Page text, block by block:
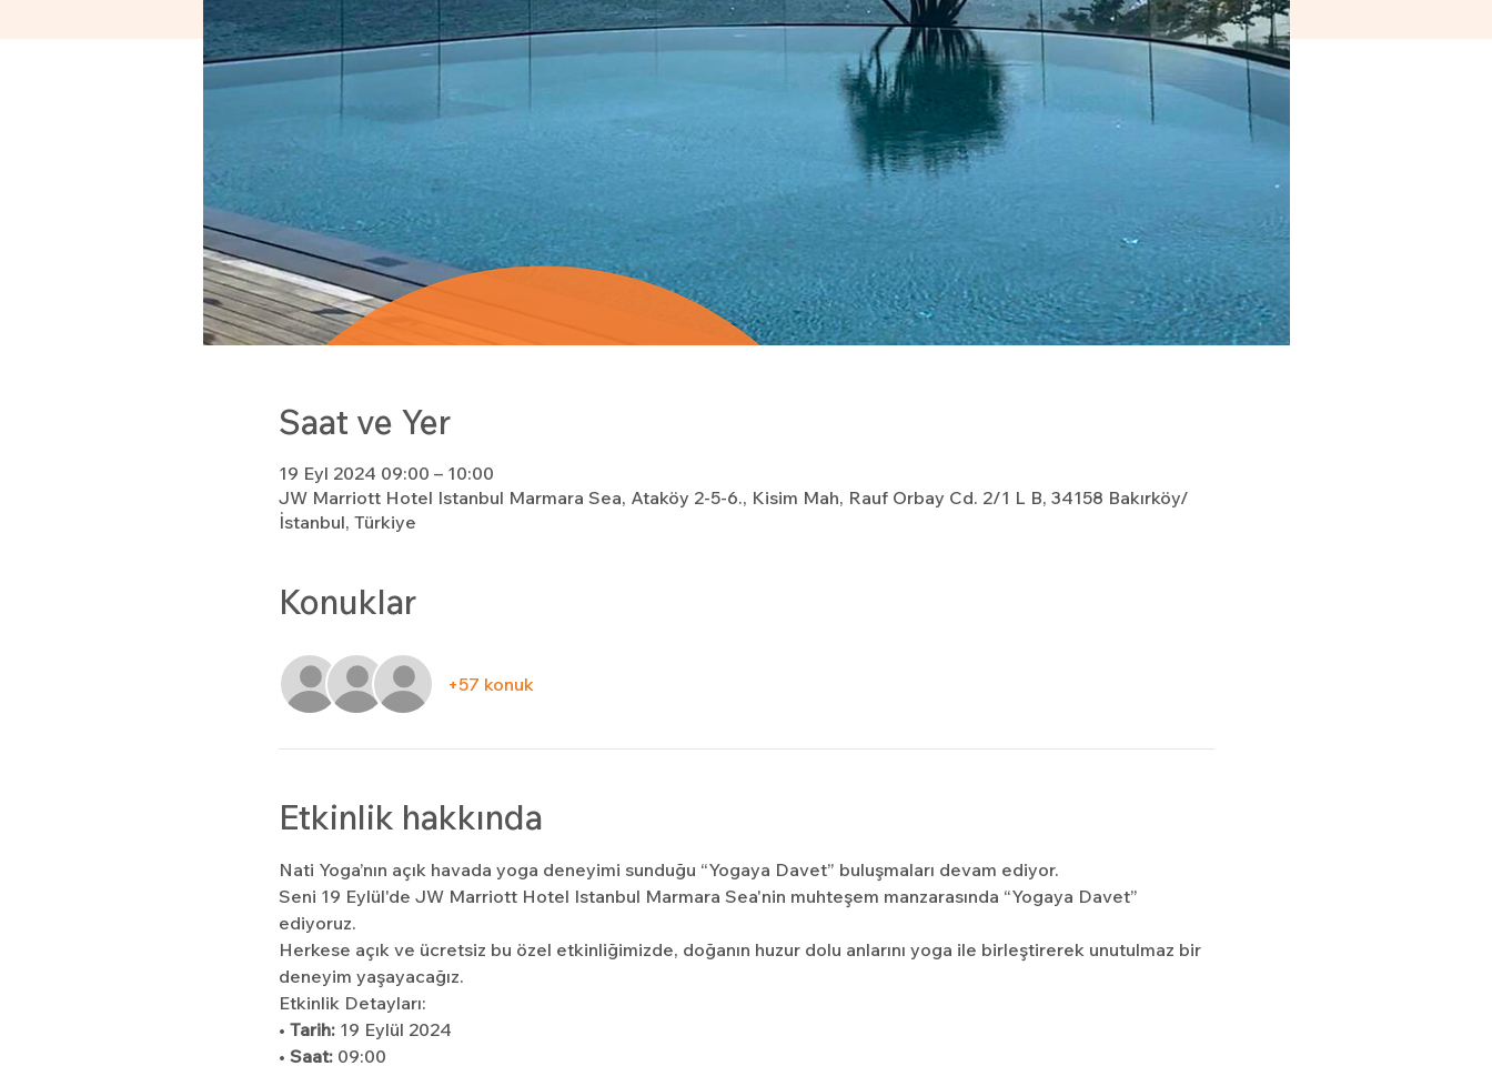
Saat ve Yer
19 Eyl 2024 09:00 – 10:00
JW Marriott Hotel Istanbul Marmara Sea, Ataköy 2-5-6., Kisim Mah, Rauf Orbay Cd. 2/1 L B, 34158 Bakırköy/
İstanbul, Türkiye
Konuklar
+57 konuk
Etkinlik hakkında
Nati Yoga’nın açık havada yoga deneyimi sunduğu “Yogaya Davet” buluşmaları devam ediyor.
Seni 19 Eylül'de JW Marriott Hotel Istanbul Marmara Sea'nin muhteşem manzarasında “Yogaya Davet”
ediyoruz.
Herkese açık ve ücretsiz bu özel etkinliğimizde, doğanın huzur dolu anlarını yoga ile birleştirerek unutulmaz bir
deneyim yaşayacağız.
Etkinlik Detayları:
• Tarih: 19 Eylül 2024
• Saat: 09:00